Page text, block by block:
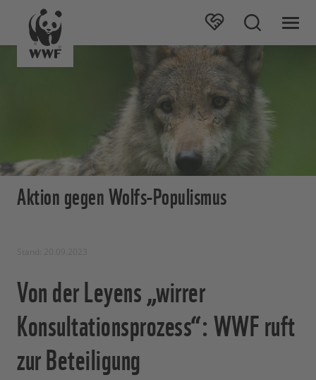
Aktion gegen Wolfs-Populismus
Von der Leyens „wirrer
Konsultationsprozess“: WWF ruft
zur Beteiligung